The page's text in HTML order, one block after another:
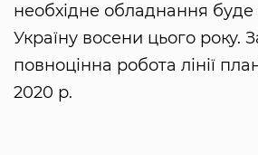
необхідне обладнання буде
Україну восени цього року.
повноцінна робота лінії
2020 р.